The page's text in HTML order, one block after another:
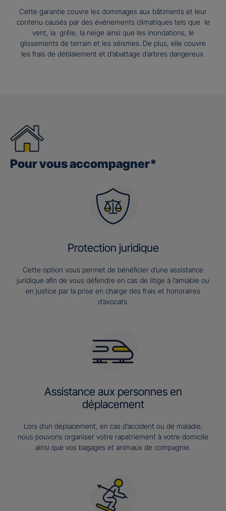
Cette garantie couvre les dommages aux bâtiments et leur
contenu causés par des événements climatiques tels que le
vent, la grêle, la neige ainsi que les inondations, le
glissements de terrain et les séismes. De plus, elle couvre
les frais de déblaiement et d’abattage d’arbres dangereux.
Pour vous accompagner*
Protection juridique
Cette option vous permet de bénéficier d’une assistance
juridique afin de vous défendre en cas de litige à l’amiable ou
en justice par la prise en charge des frais et honoraires
d’avocats.
Assistance aux personnes en
déplacement
Lors d’un déplacement, en cas d’accident ou de maladie,
nous pouvons organiser votre rapatriement à votre domicile
ainsi que vos bagages et animaux de compagnie.